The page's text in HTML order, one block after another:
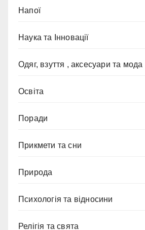
Напої
Наука та Інновації
Одяг, взуття , аксесуари та мода
Освіта
Поради
Прикмети та сни
Природа
Психологія та відносини
Релігія та свята